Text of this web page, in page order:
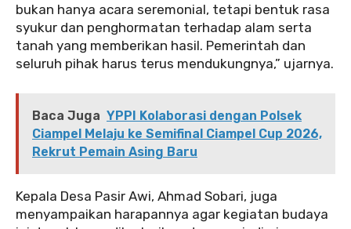
bukan hanya acara seremonial, tetapi bentuk rasa
syukur dan penghormatan terhadap alam serta
tanah yang memberikan hasil. Pemerintah dan
seluruh pihak harus terus mendukungnya,” ujarnya.
Baca Juga YPPI Kolaborasi dengan Polsek
Ciampel Melaju ke Semifinal Ciampel Cup 2026,
Rekrut Pemain Asing Baru
Kepala Desa Pasir Awi, Ahmad Sobari, juga
menyampaikan harapannya agar kegiatan budaya